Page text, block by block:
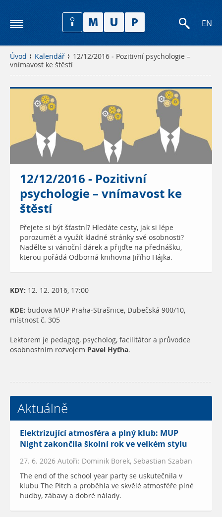
EN
Úvod Kalendář
12/12/2016 - Pozitivní psychologie –
vnímavost ke štěstí
12/12/2016 - Pozitivní
psychologie – vnímavost ke
štěstí
Přejete si být šťastní? Hledáte cesty, jak si lépe
porozumět a využít kladné stránky své osobnosti?
Nadělte si vánoční dárek a přijďte na přednášku,
kterou pořádá Odborná knihovna Jiřího Hájka.
KDY: 12. 12. 2016, 17:00
KDE: budova MUP Praha-Strašnice, Dubečská 900/10,
místnost č. 305
Lektorem je pedagog, psycholog, facilitátor a průvodce
osobnostním rozvojem Pavel Hyťha.
Aktuálně
Elektrizující atmosféra a plný klub: MUP
Night zakončila školní rok ve velkém stylu
27. 6. 2026 Autoři: Dominik Borek, Sebastian Szaban
The end of the school year party se uskutečnila v
klubu The Pitch a proběhla ve skvělé atmosféře plné
hudby, zábavy a dobré nálady.